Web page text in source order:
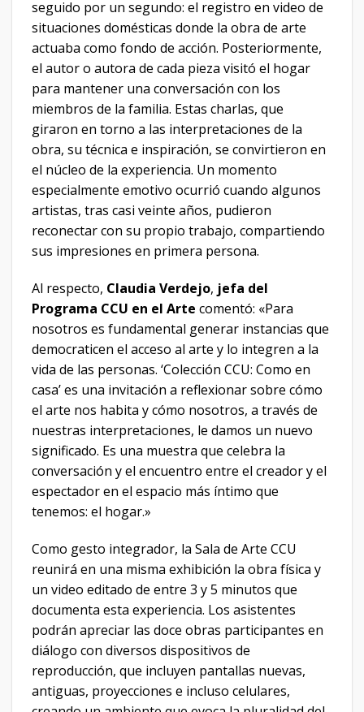
seguido por un segundo: el registro en video de
situaciones domésticas donde la obra de arte
actuaba como fondo de acción. Posteriormente,
el autor o autora de cada pieza visitó el hogar
para mantener una conversación con los
miembros de la familia. Estas charlas, que
giraron en torno a las interpretaciones de la
obra, su técnica e inspiración, se convirtieron en
el núcleo de la experiencia. Un momento
especialmente emotivo ocurrió cuando algunos
artistas, tras casi veinte años, pudieron
reconectar con su propio trabajo, compartiendo
sus impresiones en primera persona.
Al respecto, Claudia Verdejo, jefa del
Programa CCU en el Arte comentó: «Para
nosotros es fundamental generar instancias que
democraticen el acceso al arte y lo integren a la
vida de las personas. ‘Colección CCU: Como en
casa’ es una invitación a reflexionar sobre cómo
el arte nos habita y cómo nosotros, a través de
nuestras interpretaciones, le damos un nuevo
significado. Es una muestra que celebra la
conversación y el encuentro entre el creador y el
espectador en el espacio más íntimo que
tenemos: el hogar.»
Como gesto integrador, la Sala de Arte CCU
reunirá en una misma exhibición la obra física y
un video editado de entre 3 y 5 minutos que
documenta esta experiencia. Los asistentes
podrán apreciar las doce obras participantes en
diálogo con diversos dispositivos de
reproducción, que incluyen pantallas nuevas,
antiguas, proyecciones e incluso celulares,